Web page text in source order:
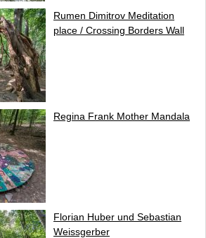
Rumen Dimitrov Meditation
place / Crossing Borders Wall
Regina Frank Mother Mandala
Florian Huber und Sebastian
Weissgerber